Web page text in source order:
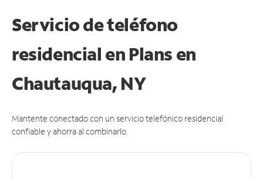
Servicio de teléfono
residencial en Plans en
Chautauqua, NY
Mantente conectado con un servicio telefónico residencial
confiable y ahorra al combinarlo.